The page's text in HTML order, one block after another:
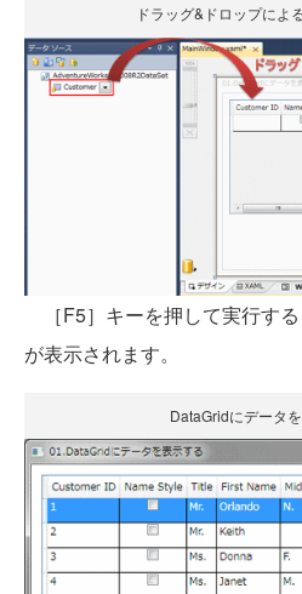
ドラッグ&ドロップによ
［F5］キーを押して実行す
が表示されます。
DataGridにデータ